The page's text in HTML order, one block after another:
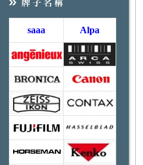
saaa Alpa